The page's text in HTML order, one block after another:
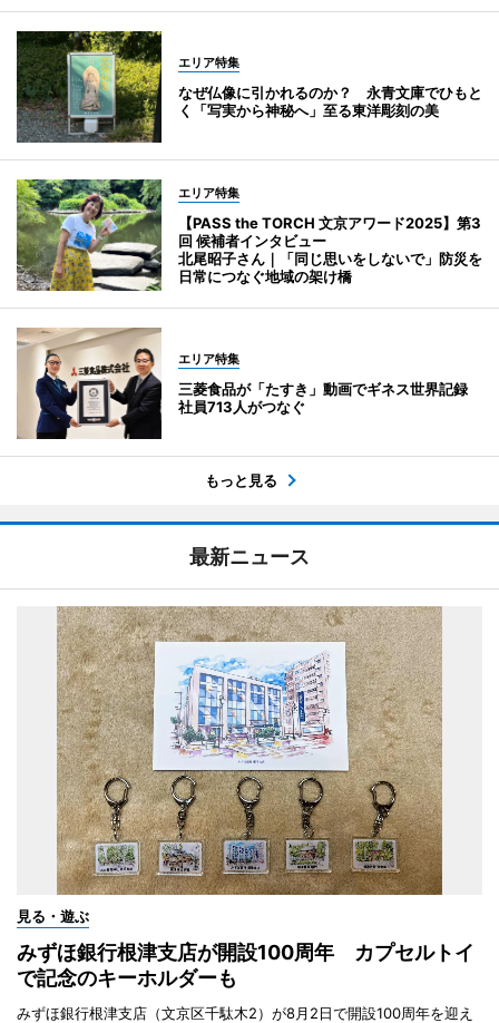
エリア特集
なぜ仏像に引かれるのか？ 永青文庫でひもと
く「写実から神秘へ」至る東洋彫刻の美
エリア特集
【PASS the TORCH 文京アワード2025】第3
回 候補者インタビュー
北尾昭子さん｜「同じ思いをしないで」防災を
日常につなぐ地域の架け橋
エリア特集
三菱食品が「たすき」動画でギネス世界記録
社員713人がつなぐ
もっと見る
最新ニュース
見る・遊ぶ
みずほ銀行根津支店が開設100周年 カプセルトイ
で記念のキーホルダーも
みずほ銀行根津支店（文京区千駄木2）が8月2日で開設100周年を迎え